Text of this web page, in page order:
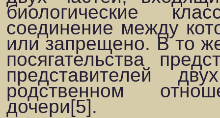
биологичес­кие
соединение между
или запрещено. В то
посягательства
представителей
родственном
дочери[5].